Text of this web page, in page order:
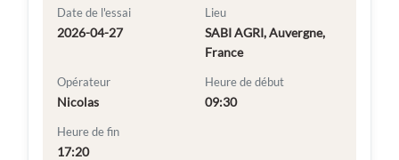
Date de l'essai
2026-04-27
Lieu
SABI AGRI, Auvergne,
France
Opérateur
Nicolas
Heure de début
09:30
Heure de fin
17:20